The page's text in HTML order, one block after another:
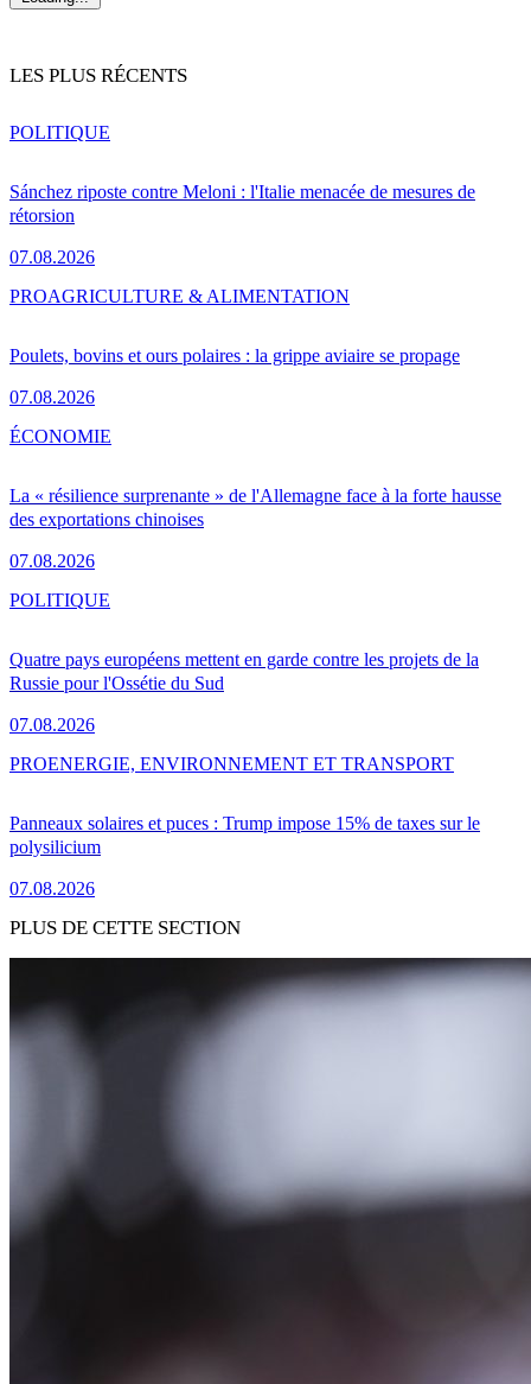
LES PLUS RÉCENTS
Sánchez riposte contre Meloni : l'Italie menacée de mesures de
rétorsion
07.08.2026
POLITIQUE
Poulets, bovins et ours polaires : la grippe aviaire se propage
07.08.2026
PROAGRICULTURE & ALIMENTATION
La « résilience surprenante » de l'Allemagne face à la forte hausse
des exportations chinoises
07.08.2026
ÉCONOMIE
Quatre pays européens mettent en garde contre les projets de la
Russie pour l'Ossétie du Sud
07.08.2026
POLITIQUE
Panneaux solaires et puces : Trump impose 15% de taxes sur le
polysilicium
07.08.2026
PROENERGIE, ENVIRONNEMENT ET TRANSPORT
PLUS DE CETTE SECTION